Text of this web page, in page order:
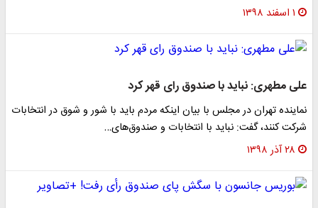
۱ اسفند ۱۳۹۸
علی مطهری: نباید با صندوق رای قهر کرد
نماینده تهران در مجلس با بیان اینکه مردم باید با شور و شوق در انتخابات
شرکت کنند، گفت: نباید با انتخابات و صندوق‌های…
۲۸ آذر ۱۳۹۸